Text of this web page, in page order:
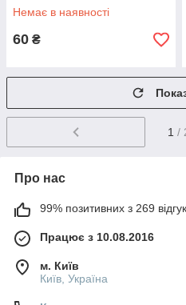
Немає в наявності
60 ₴
1 /
Про нас
99% позитивних з 269
Працює з 10.08.2016
м. Київ
Київ, Україна